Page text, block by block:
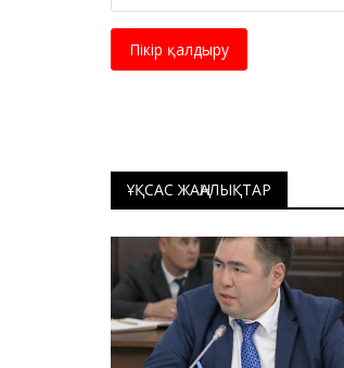
Пікір қалдыру
ҰҚСАС ЖАҢАЛЫҚТАР
Наурыз 4, 2026
Сайыстар Наурызнама